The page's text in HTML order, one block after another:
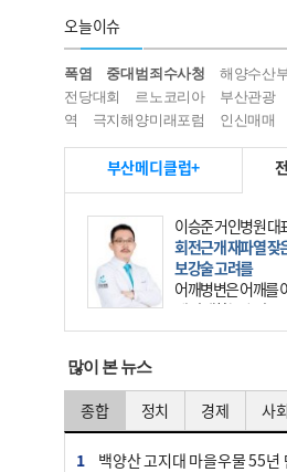
오늘이슈
폭염 중대범죄수사청 해양수산
전당대회
르노코리아 부산관광
역
극지해양미래포럼 인신매매
부산메디클럽+
이승준 거인병원 대
회전근개 재파열
보강술 고려를
어깨병변은 어깨를
에 발생하는 손상
는 오십견과 회전근
많이 본 뉴스
종합 정치 경제 사회
1
백양산 고지대 마을우물 55년